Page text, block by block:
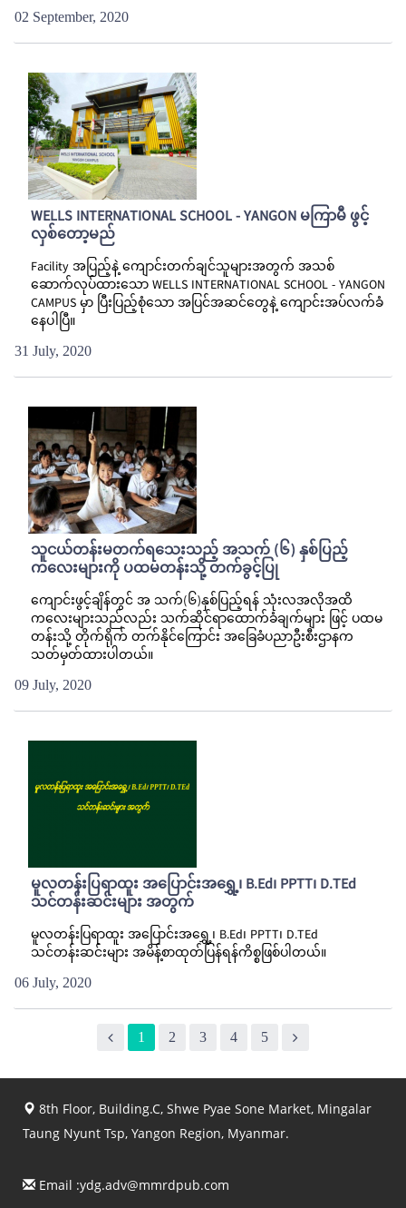
02 September, 2020
WELLS INTERNATIONAL SCHOOL - YANGON မကြာမီ ဖွင့်
လှစ်တော့မည်
Facility အပြည့်နဲ့ ကျောင်းတက်ချင်သူများအတွက် အသစ်
ဆောက်လုပ်ထားသော WELLS INTERNATIONAL SCHOOL - YANGON
CAMPUS မှာ ပြီးပြည့်စုံသော အပြင်အဆင်တွေနဲ့ ကျောင်းအပ်လက်ခံ
နေပါပြီ။
31 July, 2020
သူငယ်တန်းမတက်ရသေးသည့် အသက် (၆) နှစ်ပြည့်
ကလေးများကို ပထမတန်းသို့ တက်ခွင့်ပြု
ကျောင်းဖွင့်ချိန်တွင် အ သက်(၆)နှစ်ပြည့်ရန် သုံးလအလိုအထိ
ကလေးများသည်လည်း သက်ဆိုင်ရာထောက်ခံချက်များ ဖြင့် ပထမ
တန်းသို့ တိုက်ရိုက် တက်နိုင်ကြောင်း အခြေခံပညာဦးစီးဌာနက
သတ်မှတ်ထားပါတယ်။
09 July, 2020
မူလတန်းပြရာထူး အပြောင်းအရွှေ့၊ B.Ed၊ PPTT၊ D.TEd
သင်တန်းဆင်းများ အတွက်
မူလတန်းပြရာထူး အပြောင်းအရွှေ့၊ B.Ed၊ PPTT၊ D.TEd
သင်တန်းဆင်းများ အမိန့်စာထုတ်ပြန်ရန်ကိစ္စဖြစ်ပါတယ်။
06 July, 2020
1 2 3 4 5
8th Floor, Building.C, Shwe Pyae Sone Market, Mingalar
Taung Nyunt Tsp, Yangon Region, Myanmar.
Email :ydg.adv@mmrdpub.com